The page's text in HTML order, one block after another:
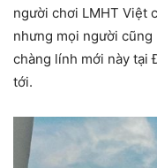
người chơi LMHT Việt
nhưng mọi người
chàng lính mới này tại
tới.